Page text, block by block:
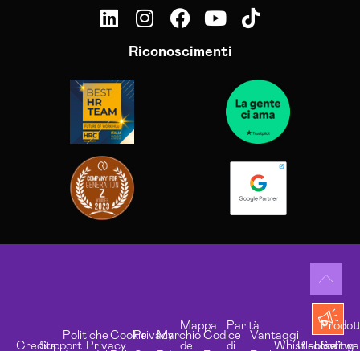
Riconoscimenti
CreditsSupport
Politiche
Privacy
CookiePrivacyMarchio
Mappa
del
Codice
Parità
di
Vantaggi
Whistleblowing
Risorse